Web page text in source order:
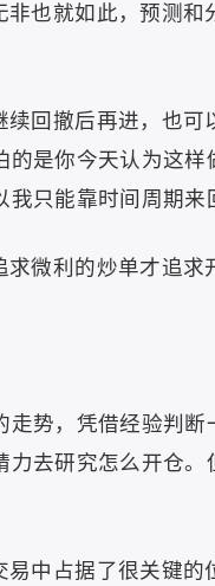
也就如此，预测和
回撤后再进，也可
是你今天认为这样
只能靠时间周期来
微利的炒单才追求
势，凭借经验判断
去研究怎么开仓。
中占据了很关键的